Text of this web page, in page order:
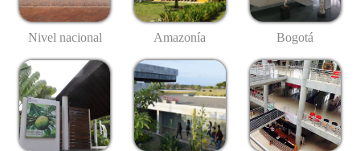
Nivel nacional Amazonía Bogotá